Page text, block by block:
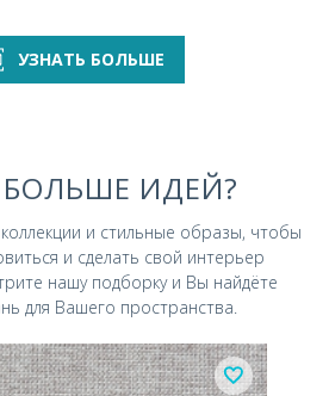
УЗНАТЬ БОЛЬШЕ
ИДЕЙ?
и стильные образы, чтобы
и сделать свой интерьер
нашу подборку и Вы найдёте
для Вашего пространства.